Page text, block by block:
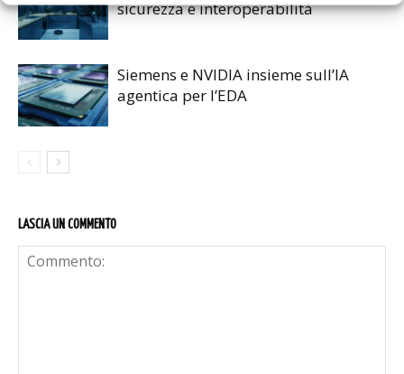
sicurezza e interoperabilità
Siemens e NVIDIA insieme sull’IA
agentica per l’EDA
LASCIA UN COMMENTO